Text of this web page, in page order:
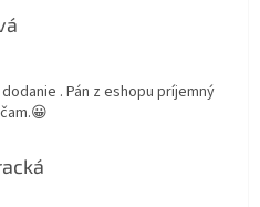
je 5 z 5 hviezdičiek.
. Pán z eshopu príjemný
je 5 z 5 hviezdičiek.